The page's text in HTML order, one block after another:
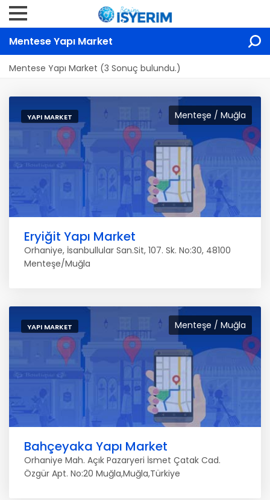
Mentese Yapı Market
Mentese Yapı Market (3 Sonuç bulundu.)
Menteşe / Muğla
YAPI MARKET
Eryiğit Yapı Market
Orhaniye, İsanbullular San.Sit, 107. Sk. No:30, 48100
Menteşe/Muğla
Menteşe / Muğla
YAPI MARKET
Bahçeyaka Yapı Market
Orhaniye Mah. Açık Pazaryeri İsmet Çatak Cad.
Özgür Apt. No:20 Muğla,Muğla,Türkiye